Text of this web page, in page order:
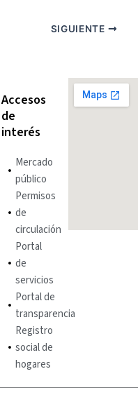
SIGUIENTE
Accesos
de
interés
Mercado
público
Permisos
de
circulación
Portal
de
servicios
Portal de
transparencia
Registro
social de
hogares